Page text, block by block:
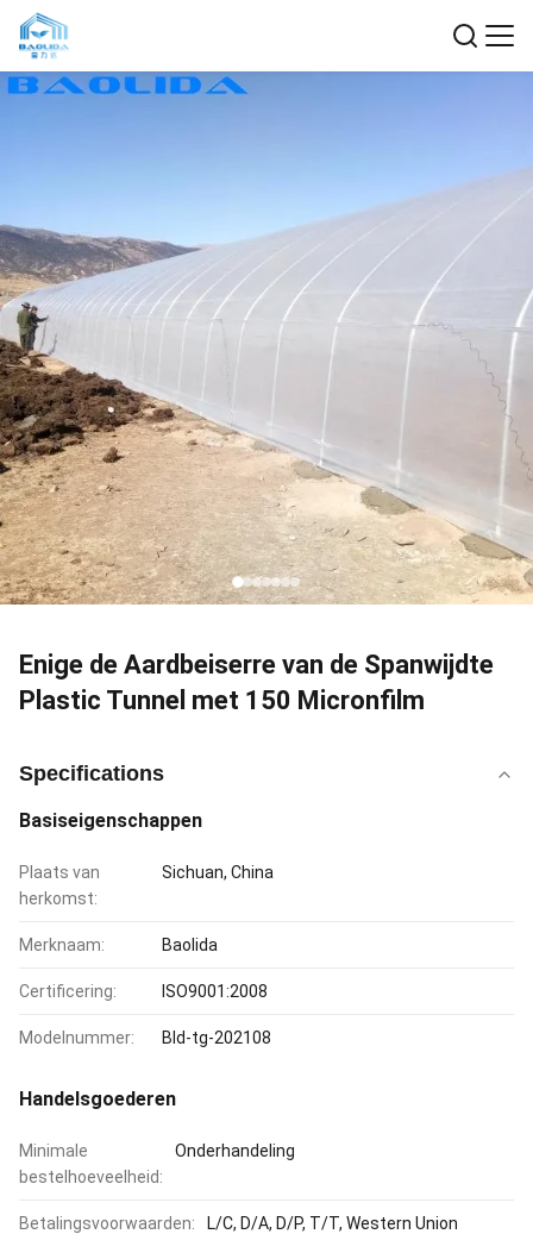
Enige de Aardbeiserre van de Spanwijdte
Plastic Tunnel met 150 Micronfilm
Specifications
Basiseigenschappen
Plaats van
herkomst:
Sichuan, China
Merknaam: Baolida
Certificering: ISO9001:2008
Modelnummer: Bld-tg-202108
Handelsgoederen
Minimale
bestelhoeveelheid:
Onderhandeling
Betalingsvoorwaarden: L/C, D/A, D/P, T/T, Western Union